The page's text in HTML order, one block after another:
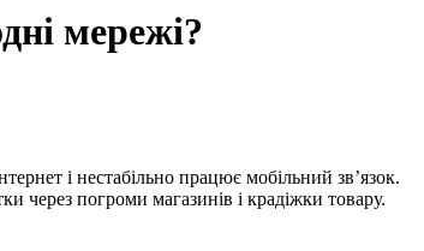
мережі?
і нестабільно працює мобільний зв’язок.
через погроми магазинів і крадіжки товару.